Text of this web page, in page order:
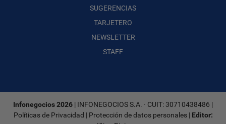
SUGERENCIAS
TARJETERO
NEWSLETTER
STAFF
Infonegocios 2026 | INFONEGOCIOS S.A. · CUIT: 30710438486 |
Políticas de Privacidad | Protección de datos personales| Editor: